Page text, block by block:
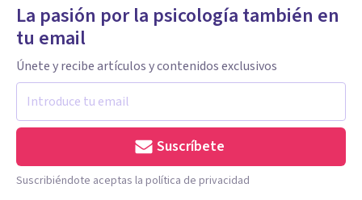
La pasión por la psicología también en
tu email
Únete y recibe artículos y contenidos exclusivos
Suscríbete
Suscribiéndote aceptas la política de privacidad